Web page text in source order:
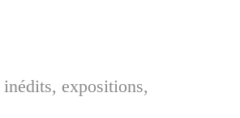
expositions,